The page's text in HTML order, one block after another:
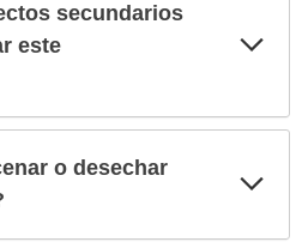
secundarios
este
o desechar